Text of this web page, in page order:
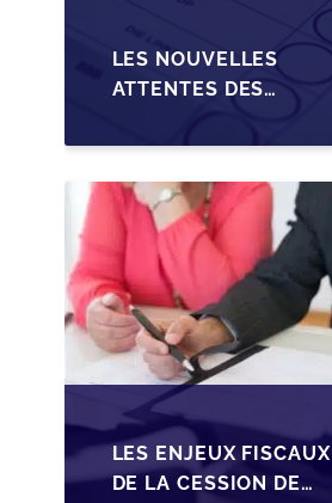
LES NOUVELLES
ATTENTES DES
TRANSMISSION DES
PME BELGES
LES ENJEUX FISCAUX
DE LA CESSION DE